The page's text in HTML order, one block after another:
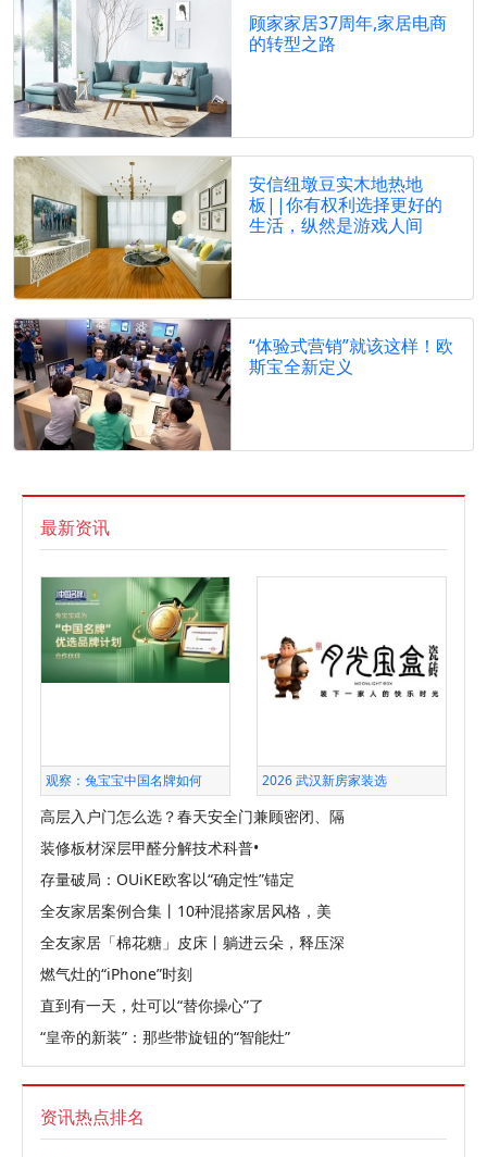
顾家家居37周年,家居电商
的转型之路
安信纽墩豆实木地热地
板||你有权利选择更好的
生活，纵然是游戏人间
“体验式营销”就该这样！欧
斯宝全新定义
最新资讯
观察：兔宝宝中国名牌如何 2026 武汉新房家装选
高层入户门怎么选？春天安全门兼顾密闭、隔
装修板材深层甲醛分解技术科普•
存量破局：OUiKE欧客以“确定性”锚定
全友家居案例合集丨10种混搭家居风格，美
全友家居「棉花糖」皮床丨躺进云朵，释压深
燃气灶的“iPhone”时刻
直到有一天，灶可以“替你操心”了
“皇帝的新装”：那些带旋钮的“智能灶”
资讯热点排名